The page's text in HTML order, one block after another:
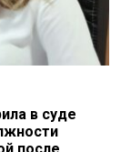
в суде